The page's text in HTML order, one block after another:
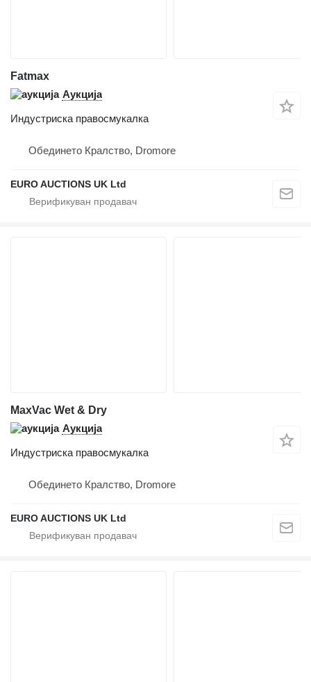
Fatmax
Аукција
Индустриска правосмукалка
Обединето Кралство, Dromore
EURO AUCTIONS UK Ltd
MaxVac Wet & Dry
Аукција
Индустриска правосмукалка
Обединето Кралство, Dromore
EURO AUCTIONS UK Ltd